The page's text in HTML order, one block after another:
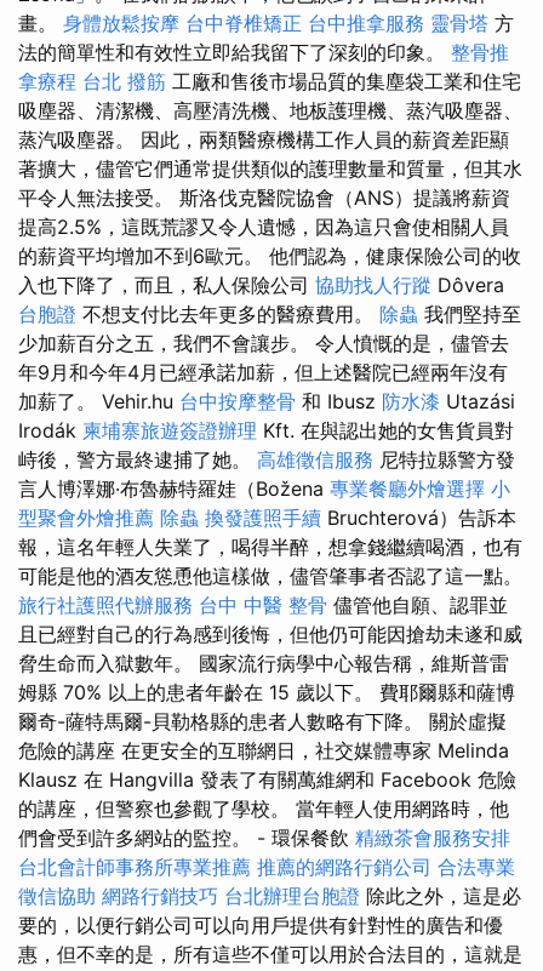
畫。 身體放鬆按摩 台中脊椎矯正 台中推拿服務 靈骨塔 方
法的簡單性和有效性立即給我留下了深刻的印象。 整骨推
拿療程 台北 撥筋 工廠和售後市場品質的集塵袋工業和住宅
吸塵器、清潔機、高壓清洗機、地板護理機、蒸汽吸塵器、
蒸汽吸塵器。 因此，兩類醫療機構工作人員的薪資差距顯
著擴大，儘管它們通常提供類似的護理數量和質量，但其水
平令人無法接受。 斯洛伐克醫院協會（ANS）提議將薪資
提高2.5%，這既荒謬又令人遺憾，因為這只會使相關人員
的薪資平均增加不到6歐元。 他們認為，健康保險公司的收
入也下降了，而且，私人保險公司 協助找人行蹤 Dôvera
台胞證 不想支付比去年更多的醫療費用。 除蟲 我們堅持至
少加薪百分之五，我們不會讓步。 令人憤慨的是，儘管去
年9月和今年4月已經承諾加薪，但上述醫院已經兩年沒有
加薪了。 Vehir.hu 台中按摩整骨 和 Ibusz 防水漆 Utazási
Irodák 柬埔寨旅遊簽證辦理 Kft. 在與認出她的女售貨員對
峙後，警方最終逮捕了她。 高雄徵信服務 尼特拉縣警方發
言人博澤娜·布魯赫特羅娃（Božena 專業餐廳外燴選擇 小
型聚會外燴推薦 除蟲 換發護照手續 Bruchterová）告訴本
報，這名年輕人失業了，喝得半醉，想拿錢繼續喝酒，也有
可能是他的酒友慫恿他這樣做，儘管肇事者否認了這一點。
旅行社護照代辦服務 台中 中醫 整骨 儘管他自願、認罪並
且已經對自己的行為感到後悔，但他仍可能因搶劫未遂和威
脅生命而入獄數年。 國家流行病學中心報告稱，維斯普雷
姆縣 70% 以上的患者年齡在 15 歲以下。 費耶爾縣和薩博
爾奇-薩特馬爾-貝勒格縣的患者人數略有下降。 關於虛擬
危險的講座 在更安全的互聯網日，社交媒體專家 Melinda
Klausz 在 Hangvilla 發表了有關萬維網和 Facebook 危險
的講座，但警察也參觀了學校。 當年輕人使用網路時，他
們會受到許多網站的監控。 - 環保餐飲 精緻茶會服務安排
台北會計師事務所專業推薦 推薦的網路行銷公司 合法專業
徵信協助 網路行銷技巧 台北辦理台胞證 除此之外，這是必
要的，以便行銷公司可以向用戶提供有針對性的廣告和優
惠，但不幸的是，所有這些不僅可以用於合法目的，這就是